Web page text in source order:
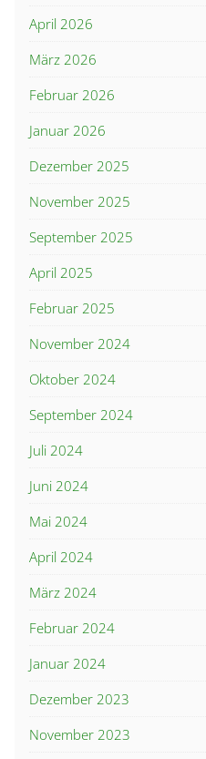
April 2026
März 2026
Februar 2026
Januar 2026
Dezember 2025
November 2025
September 2025
April 2025
Februar 2025
November 2024
Oktober 2024
September 2024
Juli 2024
Juni 2024
Mai 2024
April 2024
März 2024
Februar 2024
Januar 2024
Dezember 2023
November 2023